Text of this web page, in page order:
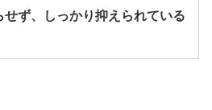
せず、しっかり抑えられている